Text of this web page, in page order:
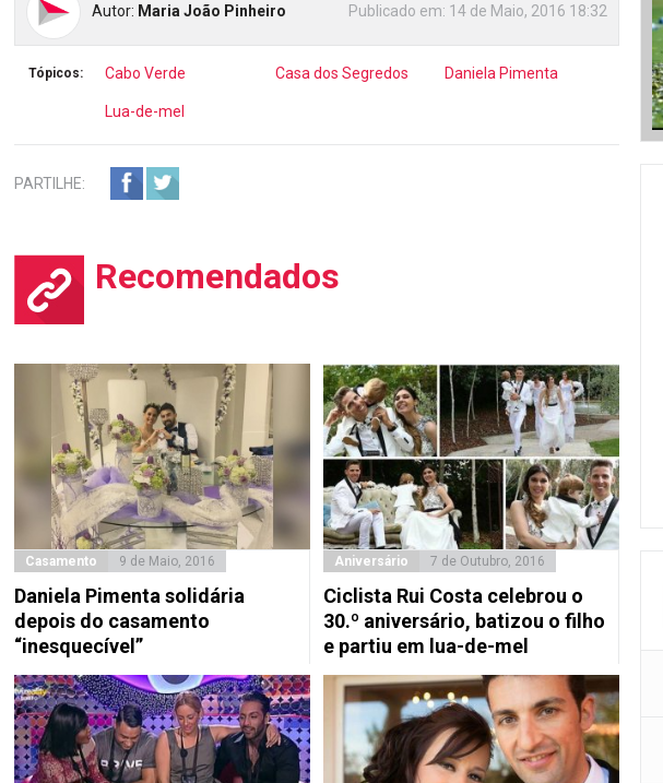
Autor: Maria João Pinheiro Publicado em: 14 de Maio, 2016 18:32
Tópicos: Cabo Verde Casa dos Segredos Daniela Pimenta
Lua-de-mel
PARTILHE:
Recomendados
Casamento 9 de Maio, 2016
Daniela Pimenta solidária
depois do casamento
“inesquecível”
Aniversário 7 de Outubro, 2016
Ciclista Rui Costa celebrou o
30.º aniversário, batizou o filho
e partiu em lua-de-mel